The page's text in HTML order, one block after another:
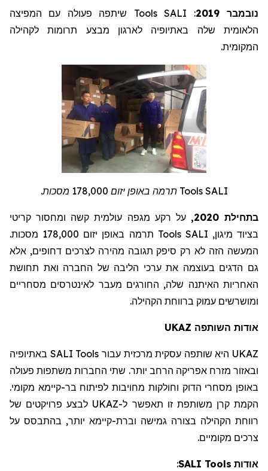
נובמבר 2019 : SALI
Tools שיתפה פעולה עם המפיצה
הלאומית שלה באתיופיה לארגון מבצע תרומות לקהילה
המקומית.
SALI
Tools תרמה באופן יזום 178,000 מסכות.
בתחילת 2020,
על רקע מגפה עולמית קשה ומחסור קריטי
בציוד מיגון, SALI
Tools
תרמה באופן יזום 178,000 מסכות.
המעשה הזה לא רק סיפק תגובה מהירה לצרכים דחופים, אלא
גם הדגים בעוצמה את ערכי הליבה של החברה ואת תחושת
האחריות האיתנה שלה, החורגים מעבר לאינטרסים מסחריים
ומושרשים עמוק ברווחת הקהילה.
אודות השותפה
UKAZ היא שותפה עסקית מרכזית עבור SALI Tools באתיופיה
ובאזור מזרח אפריקה הרחב יותר. שתי החברות משתפות פעולה
באופן מסחרי הדוק וחולקות מחויבות לפיתוח בר-קיימא מקומי.
הקמת קרן משותפת זו תאפשר ל-UKAZ לבצע פרויקטים של
רווחת הקהילה בצורה גמישה וברת-קיימא יותר, בהתבסס על
צרכים מקומיים.
אודות SALI Tools
: